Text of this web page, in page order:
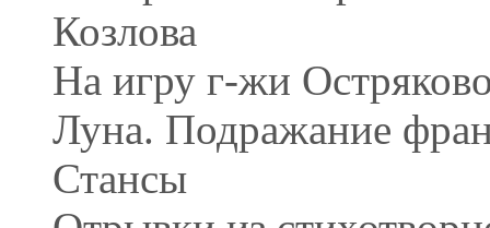
Козлова
На игру г-жи
Луна. Подражание
Стансы